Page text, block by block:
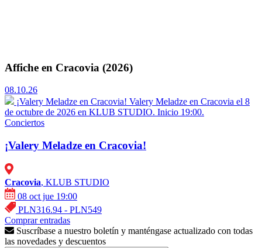
Affiche en Cracovia (2026)
08.10.26
¡Valery Meladze en Cracovia! Valery Meladze en Cracovia el 8
de octubre de 2026 en KLUB STUDIO. Inicio 19:00.
Conciertos
¡Valery Meladze en Cracovia!
Cracovia, KLUB STUDIO
08 oct jue 19:00
PLN316.94 - PLN549
Comprar entradas
Suscríbase a nuestro boletín y manténgase actualizado con todas
las novedades y descuentos